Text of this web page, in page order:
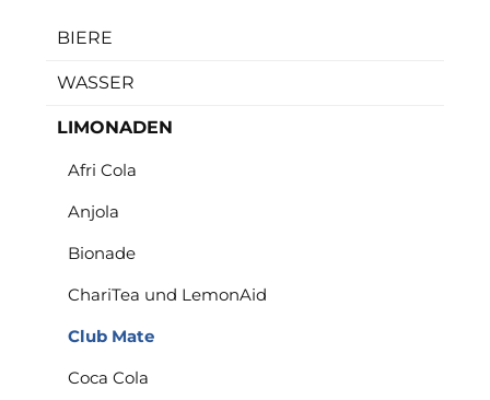
BIERE
WASSER
LIMONADEN
Afri Cola
Anjola
Bionade
ChariTea und LemonAid
Club Mate
Coca Cola